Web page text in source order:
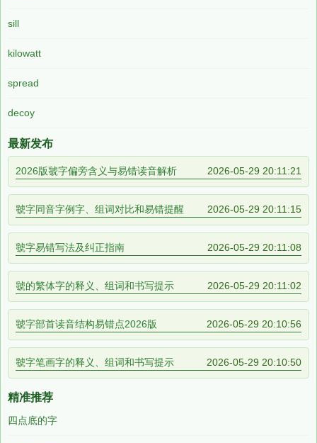
sill
kilowatt
spread
decoy
最新发布
2026版虢字偏旁含义与易错读音解析 2026-05-29 20:11:21
虢字同音字例字、组词对比和易错提醒 2026-05-29 20:11:15
虢字易错写法及纠正指南 2026-05-29 20:11:08
虢的繁体字的释义、组词和书写提示 2026-05-29 20:11:02
虢字部首读音结构易错点2026版 2026-05-29 20:10:56
虢字笔画字的释义、组词和书写提示 2026-05-29 20:10:50
精准推荐
四点底的字